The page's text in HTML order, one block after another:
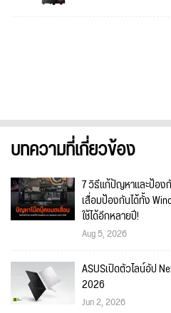
บทความที่เกี่ยวข้อง
7 วิธีแก้ปัญหาและป้อง
เสื่อมป้องกันได้ทั้ง
ใช้ได้อีกหลายปี!
Aug 5, 2026
ASUSเปิดตัวไลน์อัป
2026
Jun 2, 2026